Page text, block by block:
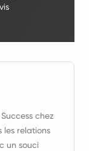
chez
les relations
un souci